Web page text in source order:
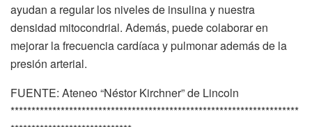
ayudan a regular los niveles de insulina y nuestra
densidad mitocondrial. Además, puede colaborar en
mejorar la frecuencia cardíaca y pulmonar además de la
presión arterial.
FUENTE: Ateneo “Néstor Kirchner” de Lincoln
*********************************************************************